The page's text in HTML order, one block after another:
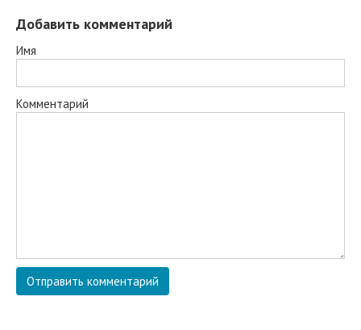
Добавить комментарий
Имя
Комментарий